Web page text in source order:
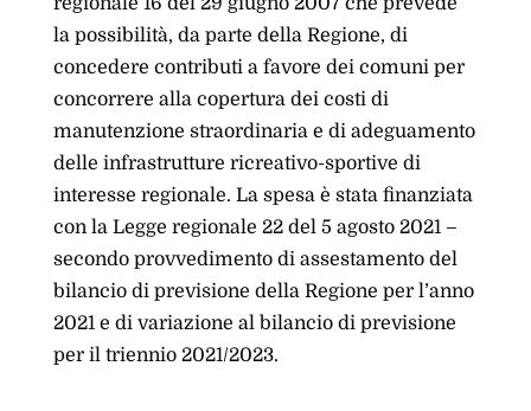
la possibilità, da parte della Regione, di
concedere contributi a favore dei comuni per
concorrere alla copertura dei costi di
manutenzione straordinaria e di adeguamento
delle infrastrutture ricreativo-sportive di
interesse regionale. La spesa è stata finanziata
con la Legge regionale 22 del 5 agosto 2021 –
secondo provvedimento di assestamento del
bilancio di previsione della Regione per l’anno
2021 e di variazione al bilancio di previsione
per il triennio 2021/2023.